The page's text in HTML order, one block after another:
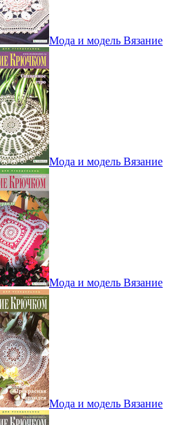
Мода и модель Вязание
Мода и модель Вязание
Мода и модель Вязание
Мода и модель Вязание